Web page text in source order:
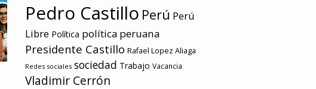
Pedro Castillo Perú Perú
Libre Política política peruana
Presidente Castillo Rafael Lopez Aliaga
Redes sociales sociedad Trabajo Vacancia
Vladimir Cerrón